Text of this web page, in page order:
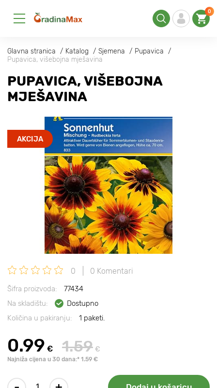
0
Glavna stranica Katalog Sjemena
Pupavica
Pupavica, višebojna mješavina
PUPAVICA, VIŠEBOJNA
MJEŠAVINA
AKCIJA
0 0 Komentari
Šifra proizvoda:
77434
Na skladištu:
Dostupno
Količina u pakiranju:
1 paketi.
0.99 € 1.59 €
Najniža cijena u 30 dana:* 1.59 €